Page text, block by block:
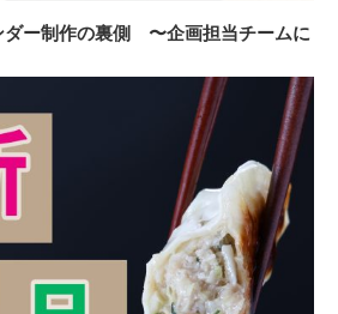
ダー制作の裏側 〜企画担当チームに